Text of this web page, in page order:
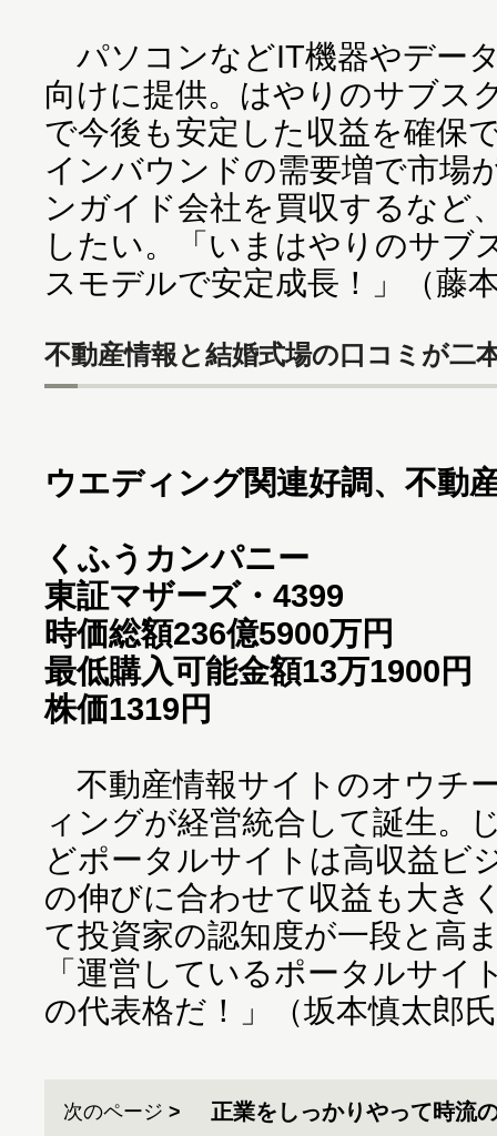
パソコンなどIT機器やデー
向けに提供。はやりのサブス
で今後も安定した収益を確保
インバウンドの需要増で市場
ンガイド会社を買収するなど
したい。「いまはやりのサブ
スモデルで安定成長！」（藤
不動産情報と結婚式場の口コミが二
ウエディング関連好調、不動
くふうカンパニー
東証マザーズ・4399
時価総額236億5900万円
最低購入可能金額13万1900円
株価1319円
不動産情報サイトのオウチ
ィングが経営統合して誕生。
どポータルサイトは高収益ビ
の伸びに合わせて収益も大き
て投資家の認知度が一段と高
「運営しているポータルサイ
の代表格だ！」（坂本慎太郎
次のページ 正業をしっかりやって時流